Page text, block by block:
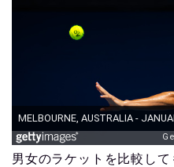
男女のラケットを比較し